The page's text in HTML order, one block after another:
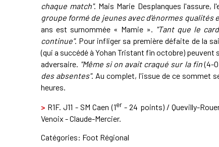
chaque match". Mais Marie Desplanques
groupe formé de jeunes avec d'énormes qualités
ans est surnommée « Mamie ». "Tant que le
continue". Pour infliger sa première défaite de la
(qui a succédé à Yohan Tristant fin octobre)
adversaire. "Même si on avait craqué sur la fin(4-
des absentes". Au complet, l'issue de ce sommet
heures.
> R1F. J11 - SM Caen (1er- 24 points) / Quevilly-
Venoix - Claude-Mercier.
Catégories: Foot Régional